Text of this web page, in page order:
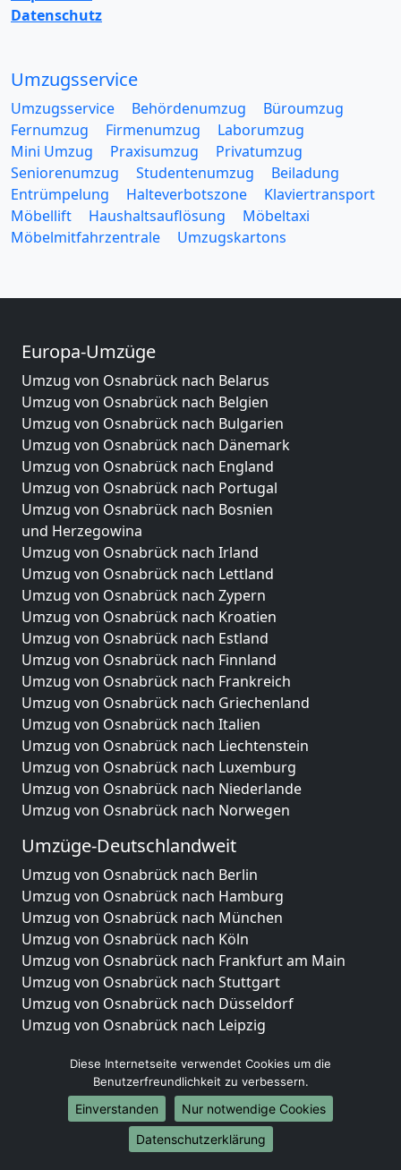
Datenschutz
Umzugsservice
Umzugsservice Behördenumzug
Büroumzug
Fernumzug
Firmenumzug
Laborumzug
Mini Umzug
Praxisumzug
Privatumzug
Seniorenumzug
Studentenumzug
Beiladung
Entrümpelung
Halteverbotszone
Klaviertransport
Möbellift
Haushaltsauflösung
Möbeltaxi
Möbelmitfahrzentrale
Umzugskartons
Europa-Umzüge
Umzug von Osnabrück nach Belarus
Umzug von Osnabrück nach Belgien
Umzug von Osnabrück nach Bulgarien
Umzug von Osnabrück nach Dänemark
Umzug von Osnabrück nach England
Umzug von Osnabrück nach Portugal
Umzug von Osnabrück nach Bosnien
und Herzegowina
Umzug von Osnabrück nach Irland
Umzug von Osnabrück nach Lettland
Umzug von Osnabrück nach Zypern
Umzug von Osnabrück nach Kroatien
Umzug von Osnabrück nach Estland
Umzug von Osnabrück nach Finnland
Umzug von Osnabrück nach Frankreich
Umzug von Osnabrück nach Griechenland
Umzug von Osnabrück nach Italien
Umzug von Osnabrück nach Liechtenstein
Umzug von Osnabrück nach Luxemburg
Umzug von Osnabrück nach Niederlande
Umzug von Osnabrück nach Norwegen
Umzüge-Deutschlandweit
Umzug von Osnabrück nach Berlin
Umzug von Osnabrück nach Hamburg
Umzug von Osnabrück nach München
Umzug von Osnabrück nach Köln
Umzug von Osnabrück nach Frankfurt am Main
Umzug von Osnabrück nach Stuttgart
Umzug von Osnabrück nach Düsseldorf
Umzug von Osnabrück nach Leipzig
Umzug von Osnabrück nach Essen
Umzug von Osnabrück nach Bremen
Umzug von Osnabrück nach Dresden
Umzug von Osnabrück nach Hannover
Umzug von Osnabrück nach Nürnberg
Diese Internetseite verwendet Cookies um die
Benutzerfreundlichkeit zu verbessern.
Einverstanden
Nur notwendige Cookies
Datenschutzerklärung